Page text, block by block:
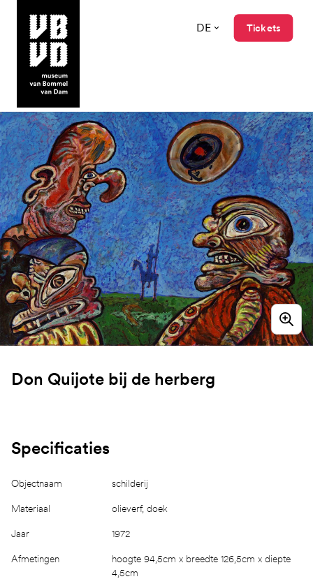
museum van Bommel van Dam
DE Tickets
Don Quijote bij de herberg
Specificaties
Objectnaam schilderij
Materiaal olieverf, doek
Jaar 1972
Afmetingen
hoogte 94,5cm x breedte 126,5cm x diepte
4,5cm